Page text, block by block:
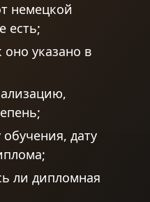
немецкой
есть;
оно указано в
дату
ли дипломная